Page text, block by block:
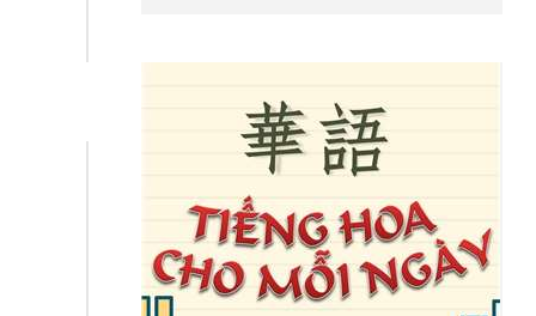
tốt cho cơ thể, tìm hiểu về những
quen xấu gây ảnh hưởng đến sức
khỏe, những quan niệm sai lầm
trong việc bảo vệ sức khỏe,
những phương pháp trị liệu và
các cơ sở chăm sóc sức khỏe của
Đài Loan... Ngoài ra, trong cuộc
sống hiện đại chúng ta cũng
thường xuyên gặp phải các vấn
đề về tâm lý, vì vậy, ngoài những
thông tin về sức khỏe thể chất,
chuyên mục ...